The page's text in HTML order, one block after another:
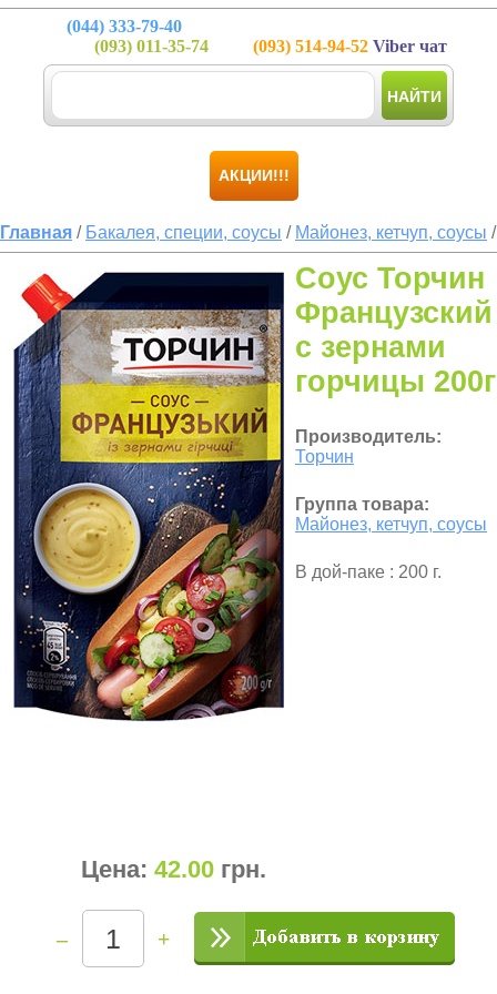
(044) 333-79-40
(093) 011-35-74 (093) 514-94-52 Viber чат
НАЙТИ
АКЦИИ!!!
Главная / Бакалея, специи, соусы / Майонез, кетчуп, соусы /
Соус Торчин
Французский
с зернами
горчицы 200г
Производитель:
Торчин
Группа товара:
Майонез, кетчуп, соусы
В дой-паке : 200 г.
Цена: 42.00 грн.
– +